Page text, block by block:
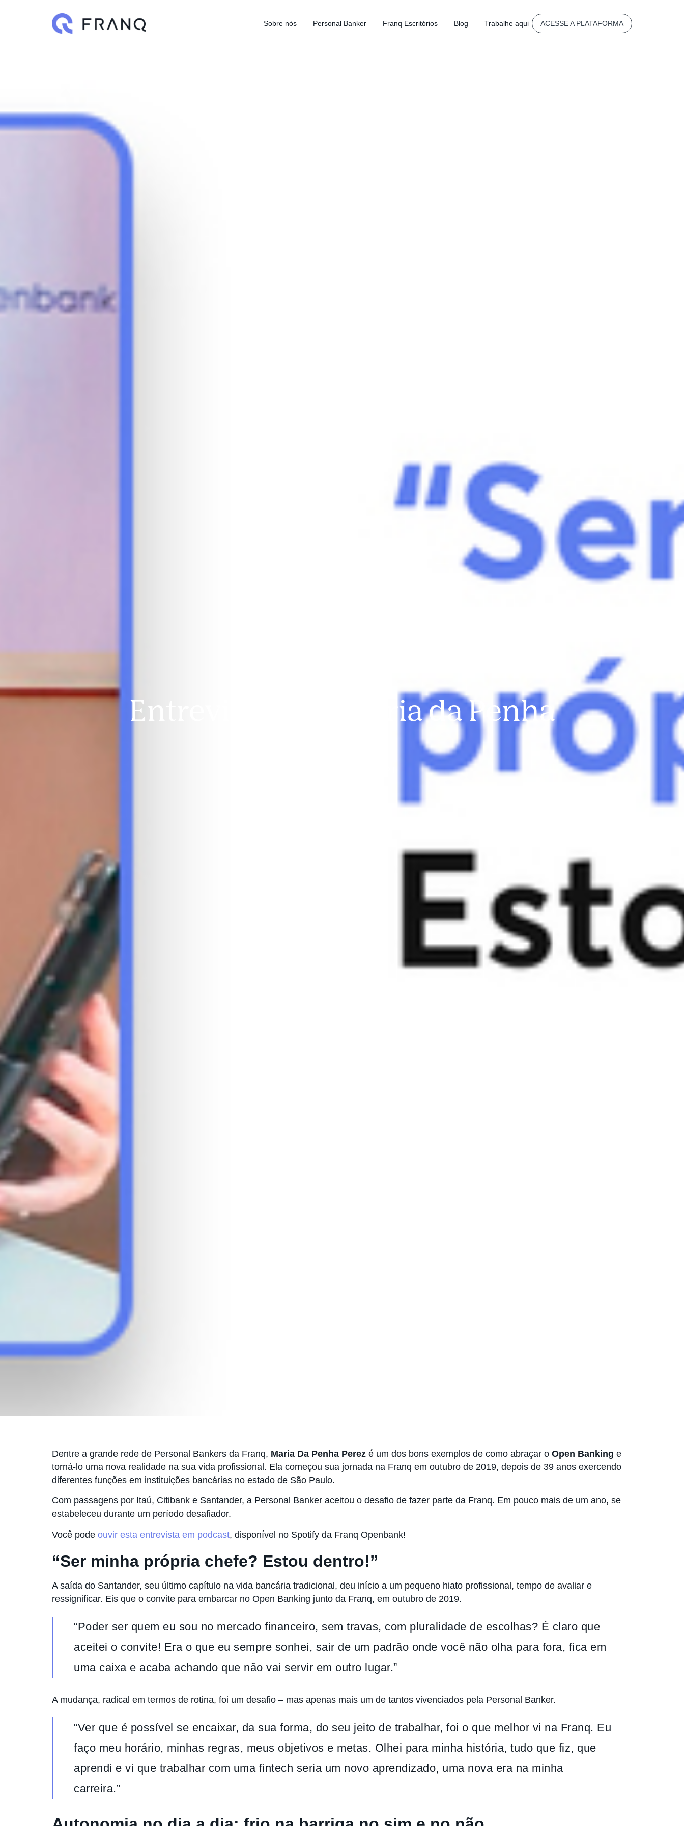
Sobre nós Personal Banker Franq Escritórios Blog Trabalhe aqui ACESSE A PLATAFORMA
Entrevista com Maria da Penha
Dentre a grande rede de Personal Bankers da Franq, Maria Da Penha Perez é um dos bons exemplos de como abraçar o Open Banking e
torná-lo uma nova realidade na sua vida profissional. Ela começou sua jornada na Franq em outubro de 2019, depois de 39 anos exercendo
diferentes funções em instituições bancárias no estado de São Paulo.
Com passagens por Itaú, Citibank e Santander, a Personal Banker aceitou o desafio de fazer parte da Franq. Em pouco mais de um ano, se
estabeleceu durante um período desafiador.
Você pode ouvir esta entrevista em podcast, disponível no Spotify da Franq Openbank!
“Ser minha própria chefe? Estou dentro!”
A saída do Santander, seu último capítulo na vida bancária tradicional, deu início a um pequeno hiato profissional, tempo de avaliar e
ressignificar. Eis que o convite para embarcar no Open Banking junto da Franq, em outubro de 2019.
“Poder ser quem eu sou no mercado financeiro, sem travas, com pluralidade de escolhas? É claro que
aceitei o convite! Era o que eu sempre sonhei, sair de um padrão onde você não olha para fora, fica em
uma caixa e acaba achando que não vai servir em outro lugar.”
A mudança, radical em termos de rotina, foi um desafio – mas apenas mais um de tantos vivenciados pela Personal Banker.
“Ver que é possível se encaixar, da sua forma, do seu jeito de trabalhar, foi o que melhor vi na Franq. Eu
faço meu horário, minhas regras, meus objetivos e metas. Olhei para minha história, tudo que fiz, que
aprendi e vi que trabalhar com uma fintech seria um novo aprendizado, uma nova era na minha
carreira.”